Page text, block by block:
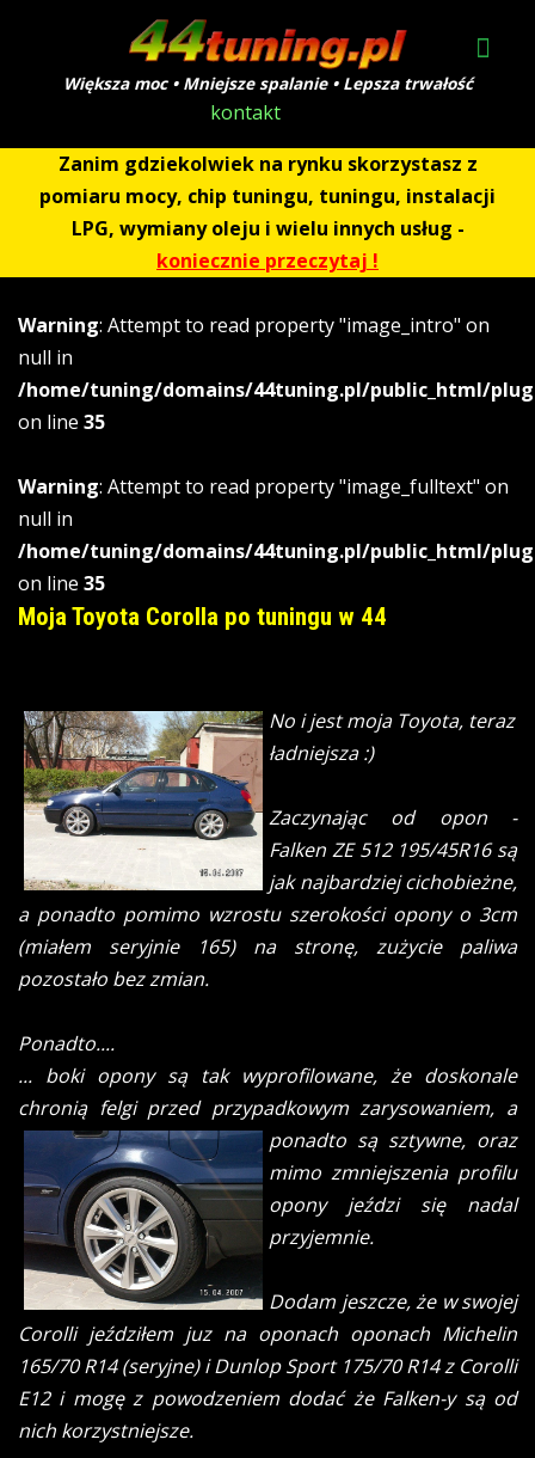
Większa moc • Mniejsze spalanie • Lepsza trwałość
kontakt
Zanim gdziekolwiek na rynku skorzystasz z
pomiaru mocy, chip tuningu, tuningu, instalacji
LPG, wymiany oleju i wielu innych usług -
koniecznie przeczytaj !
Warning: Attempt to read property "image_intro" on
null in
/home/tuning/domains/44tuning.pl/public_html/
on line 35
Warning: Attempt to read property "image_fulltext" on
null in
/home/tuning/domains/44tuning.pl/public_html/
on line 35
Moja Toyota Corolla po tuningu w 44
No i jest moja Toyota, teraz
ładniejsza :)
Zaczynając od opon -
Falken ZE 512 195/45R16 są
jak najbardziej cichobieżne,
a ponadto pomimo wzrostu szerokości opony o 3cm
(miałem seryjnie 165) na stronę, zużycie paliwa
pozostało bez zmian.
Ponadto....
... boki opony są tak wyprofilowane, że doskonale
chronią felgi przed przypadkowymzarysowaniem, a
ponadto są sztywne, oraz
mimo zmniejszenia profilu
opony jeździ się nadal
przyjemnie.
Dodam jeszcze, że w swojej
Corolli jeździłem juz na oponach oponach Michelin
165/70 R14 (seryjne) i Dunlop Sport 175/70 R14 z Corolli
E12 i mogę z powodzeniem dodać że Falken-y są od
nich korzystniejsze.